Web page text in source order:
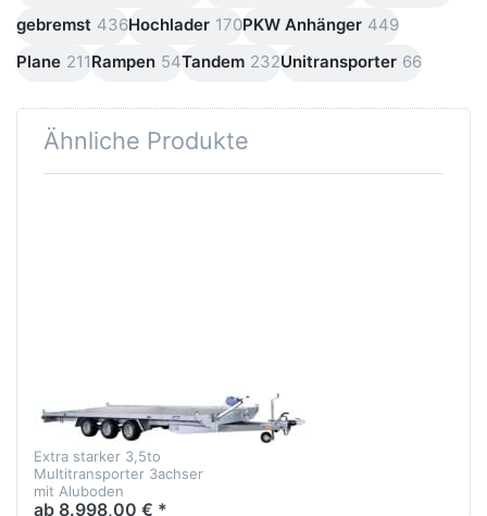
gebremst 436Hochlader 170PKW Anhänger 449
Plane 211Rampen 54Tandem 232Unitransporter 66
Ähnliche Produkte
VARIANT
3522 L5
Extra starker 3,5to
Multitransporter 3achser
mit Aluboden
ab 8.998,00 € *